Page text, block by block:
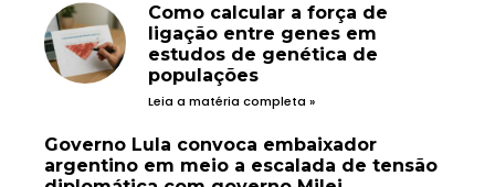
Como calcular a força de
ligação entre genes em
estudos de genética de
populações
Leia a matéria completa »
Governo Lula convoca embaixador
argentino em meio a escalada de tensão